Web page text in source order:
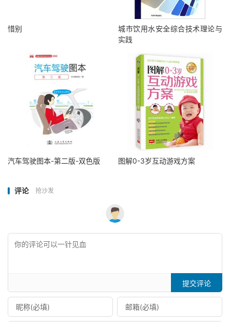
惜别
城市饮用水安全综合技术理论与
实践
汽车驾驶图本-第二版-双色版 图解0-3岁互动游戏方案
评论 抢沙发
提交评论